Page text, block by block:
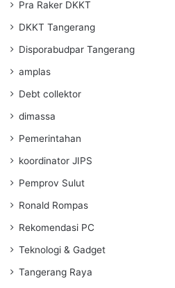
Pra Raker DKKT
DKKT Tangerang
Disporabudpar Tangerang
amplas
Debt collektor
dimassa
Pemerintahan
koordinator JIPS
Pemprov Sulut
Ronald Rompas
Rekomendasi PC
Teknologi & Gadget
Tangerang Raya